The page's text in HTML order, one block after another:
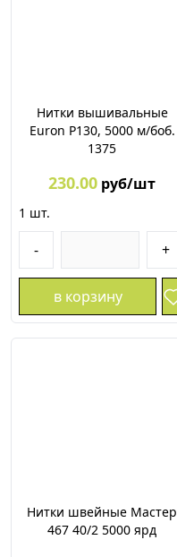
Нитки вышивальные
Euron P130, 5000 м/боб.
1375
230.00 руб/шт
1 шт.
- +
в корзину
Нитки швейные Мастер
467 40/2 5000 ярд